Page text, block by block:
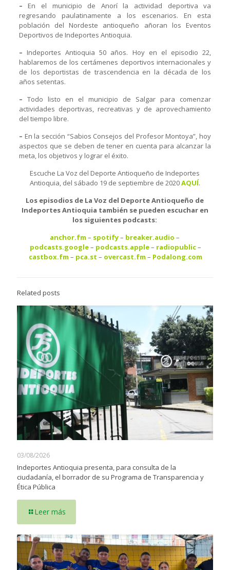
– En el municipio de Anorí la actividad deportiva va
regresando paulatinamente a los escenarios. En esta
población del Nordeste antioqueño añoran los Eventos
Deportivos de Indeportes Antioquia.
– Indeportes Antioquia 50 años. Hoy en el episodio 22,
hablaremos de los certámenes deportivos internacionales y
de los deportistas de trascendencia en la década de los
años setentas.
– Todo listo en el municipio de Salgar para comenzar
actividades deportivas, recreativas y de aprovechamiento
del tiempo libre.
– En la sección “Sabios Consejos del Profesor Montoya”, hoy
aspectos que se deben de tener en cuenta para alcanzar la
meta, los objetivos y lograr el éxito.
Escuche La Voz del Deporte Antioqueño de Indeportes
Antioquia, del sábado 19 de septiembre de 2020AQUÍ.
Los episodios de La Voz del Deporte Antioqueño de
Indeportes Antioquia también se pueden escuchar en
los siguientes podcasts:
anchor.fm – spotify– breaker.audio –
podcasts.google– podcasts.apple– radiopublic–
castbox.fm – pca.st – overcast.fm – Podalong.com
Related posts
03/08/2026
Indeportes Antioquia presenta, para consulta de la
ciudadanía, el borrador de su Programa de Transparencia y
Ética Pública
Leer más